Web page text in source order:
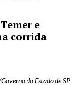
e
corrida
do Estado de SP